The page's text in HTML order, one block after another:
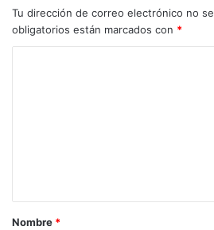
Tu dirección de correo electrónico no
obligatorios están marcados con *
Nombre *